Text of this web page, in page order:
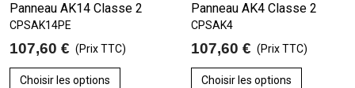
Panneau AK14 Classe 2
CPSAK14PE
107,60 € (Prix TTC)
Choisir les options
Panneau AK4 Classe 2
CPSAK4
107,60 € (Prix TTC)
Choisir les options